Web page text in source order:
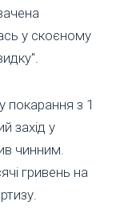
у скоєному
покарання з 1
захід у
чинним.
гривень на